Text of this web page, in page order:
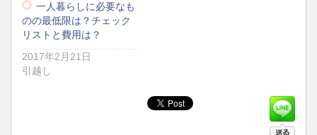
一人暮らしに必要なも
のの最低限は？チェック
リストと費用は？
2017年2月21日
引越し